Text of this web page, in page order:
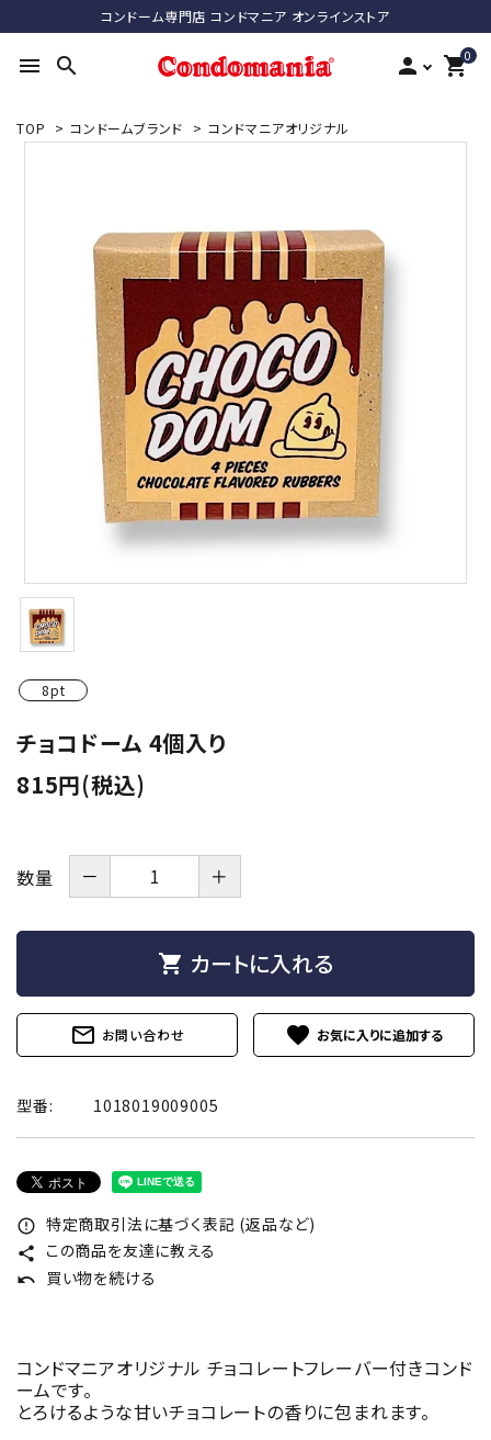
コンドーム専門店 コンドマニア オンラインストア
menu search person 0
shopping_cart
search
ようこそ ゲスト 様
ログイン person 新規会員登録
最近チェックした商品
コンドーム
潤滑剤・ローション
アパレル
セルフプレジャー
コスメ
サプリメント・ドリンク
TOP > コンドームブランド > コンドマニアオリジナル
8pt
チョコドーム 4個入り
815円(税込)
数量 － ＋
shopping_cart カートに入れる
mail_outline お問い合わせ favorite
型番: 1018019009005
error_outline 特定商取引法に基づく表記 (返品など)
share この商品を友達に教える
undo 買い物を続ける
コンドマニアオリジナル チョコレートフレーバー付きコンド
ームです。
とろけるような甘いチョコレートの香りに包まれます。